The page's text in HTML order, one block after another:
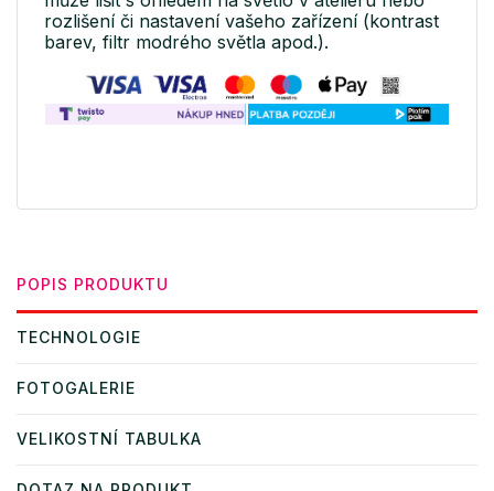
rozlišení či nastavení vašeho zařízení (kontrast
barev, filtr modrého světla apod.).
POPIS PRODUKTU
TECHNOLOGIE
FOTOGALERIE
VELIKOSTNÍ TABULKA